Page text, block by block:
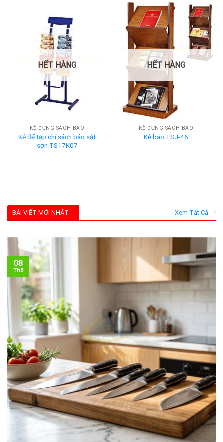
HẾT HÀNG
KỆ ĐỰNG SÁCH BÁO
Kệ để tạp chí sách báo sắt
sơn TS17K07
HẾT HÀNG
KỆ ĐỰNG SÁCH BÁO
Kệ báo TSJ-46
BÀI VIẾT MỚI NHẤT Xem Tất Cả
08
Th8